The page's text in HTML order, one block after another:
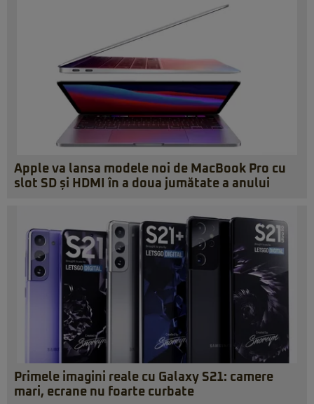
Apple va lansa modele noi de MacBook Pro cu
slot SD și HDMI în a doua jumătate a anului
Primele imagini reale cu Galaxy S21: camere
mari, ecrane nu foarte curbate